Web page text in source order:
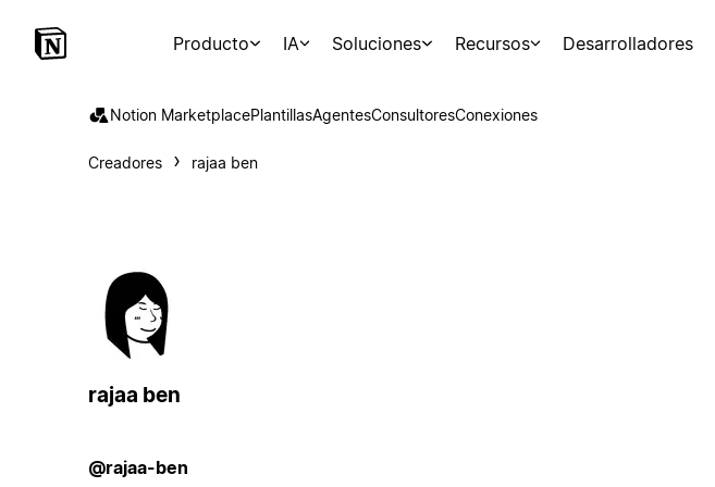
Producto IA Soluciones Recursos Desarrolladores
Notion MarketplacePlantillasAgentesConsultoresConexiones
Creadores rajaa ben
rajaa ben
@rajaa-ben